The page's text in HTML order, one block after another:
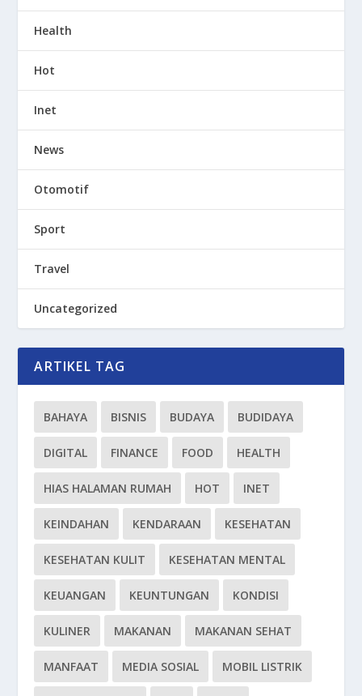
Health
Hot
Inet
News
Otomotif
Sport
Travel
Uncategorized
ARTIKEL TAG
BAHAYA BISNIS BUDAYA BUDIDAYA
DIGITAL FINANCE FOOD HEALTH
HIAS HALAMAN RUMAH HOT INET
KEINDAHAN KENDARAAN KESEHATAN
KESEHATAN KULIT KESEHATAN MENTAL
KEUANGAN KEUNTUNGAN KONDISI
KULINER MAKANAN MAKANAN SEHAT
MANFAAT MEDIA SOSIAL MOBIL LISTRIK